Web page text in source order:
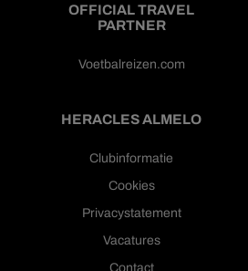
OFFICIAL TRAVEL
PARTNER
Voetbalreizen.com
HERACLES ALMELO
Clubinformatie
Cookies
Privacystatement
Vacatures
Contact